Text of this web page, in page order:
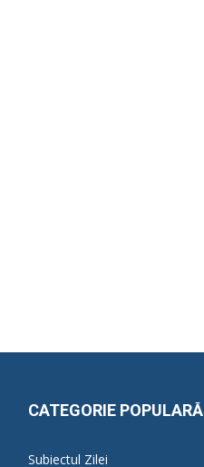
CATEGORIE POPULARĂ
Subiectul Zilei